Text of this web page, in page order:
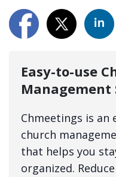
Easy-to-use
Management
Chmeetings is an
church
that helps you
organized. Reduce